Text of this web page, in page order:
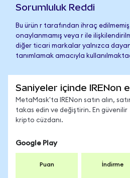
Sorumluluk Reddi
Bu ürün r tarafından ihraç
onaylanmamış veya r ile
diğer ticari markalar yalnızca
tanımlamak amacıyla
Saniyeler içinde IRENon
MetaMask'ta IRENon satın alın,
takas edin ve değiştirin. En güvenilir
kripto cüzdanı.
Google Play
Puan İndirme